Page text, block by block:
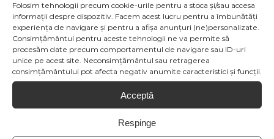
Folosim tehnologii precum cookie-urile pentru a stoca și/sau accesa
informații despre dispozitiv. Facem acest lucru pentru a îmbunătăți
experiența de navigare și pentru a afișa anunțuri (ne)personalizate.
Consimțământul pentru aceste tehnologii ne va permite să
procesăm date precum comportamentul de navigare sau ID-uri
unice pe acest site. Neconsimțământul sau retragerea
consimțământului pot afecta negativ anumite caracteristici și funcții.
Acceptă
Respinge
Share On
Facebook
Tweet This
Product
Pin This Product